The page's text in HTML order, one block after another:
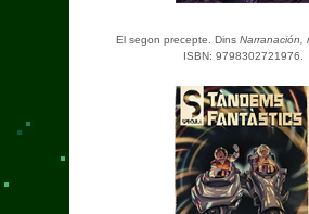
El segon precepte. Dins Narranación,
ISBN: 9798302721976.